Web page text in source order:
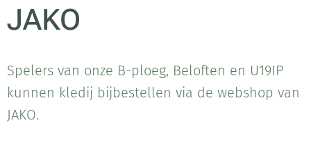
JAKO
Spelers van onze B-ploeg, Beloften en U19IP
kunnen kledij bijbestellen via de webshop van
JAKO.